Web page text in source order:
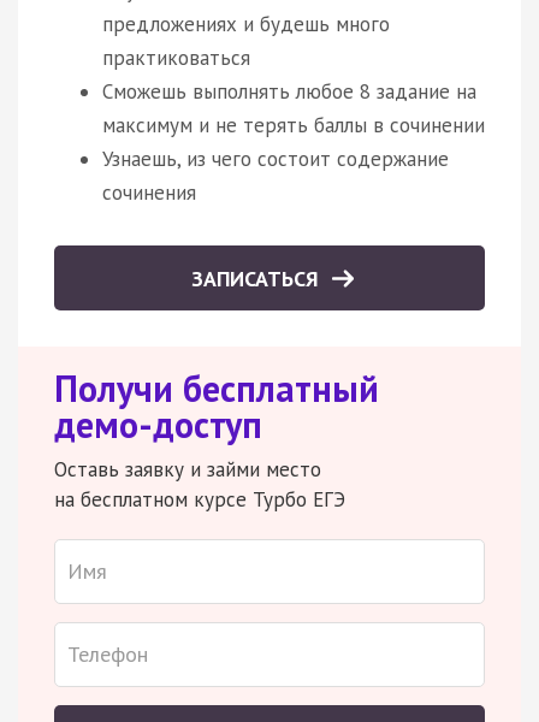
предложениях и будешь много
практиковаться
Сможешь выполнять любое 8 задание на
максимум и не терять баллы в сочинении
Узнаешь, из чего состоит содержание
сочинения
ЗАПИСАТЬСЯ
Получи бесплатный
демо-доступ
Оставь заявку и займи место
на бесплатном курсе Турбо ЕГЭ